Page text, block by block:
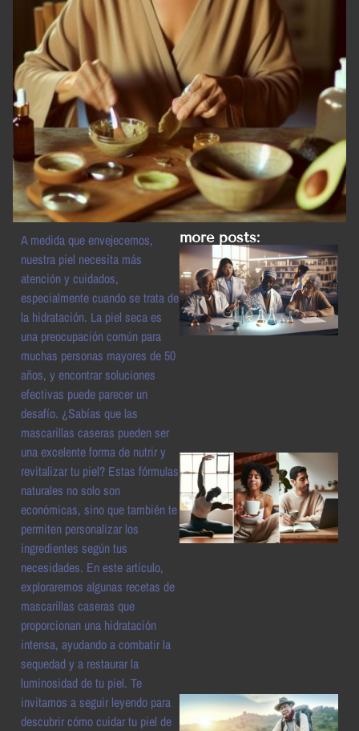
A medida que envejecemos,
nuestra piel necesita más
atención y cuidados,
especialmente cuando se trata de
la hidratación. La piel seca es
una preocupación común para
muchas personas mayores de 50
años, y encontrar soluciones
efectivas puede parecer un
desafío. ¿Sabías que las
mascarillas caseras pueden ser
una excelente forma de nutrir y
revitalizar tu piel? Estas fórmulas
naturales no solo son
económicas, sino que también te
permiten personalizar los
ingredientes según tus
necesidades. En este artículo,
exploraremos algunas recetas de
mascarillas caseras que
proporcionan una hidratación
intensa, ayudando a combatir la
sequedad y a restaurar la
luminosidad de tu piel. Te
invitamos a seguir leyendo para
descubrir cómo cuidar tu piel de
more posts: